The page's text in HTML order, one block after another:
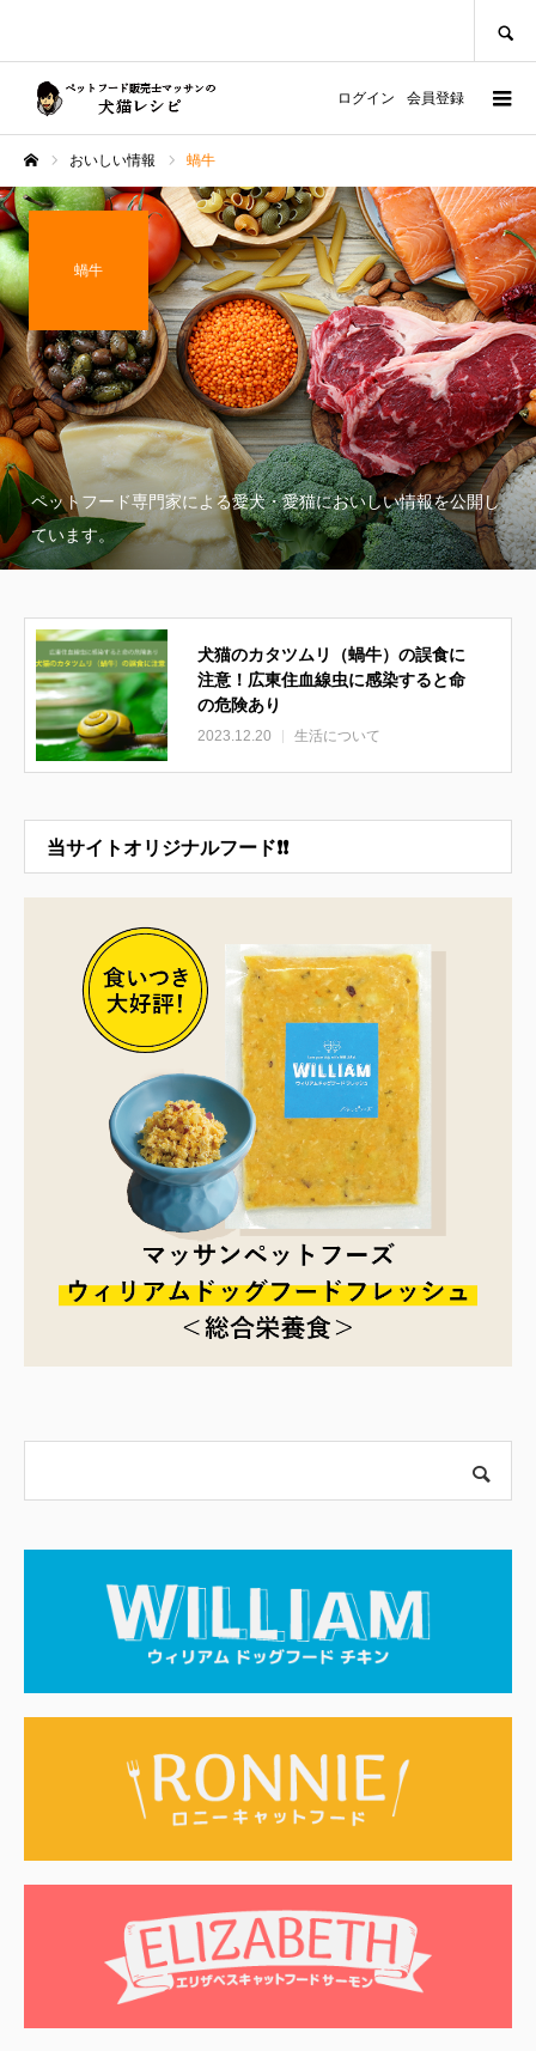
ログイン 会員登録
おいしい情報 蝸牛
蝸牛
ペットフード専門家による愛犬・愛猫においしい情報を公開し
ています。
犬猫のカタツムリ（蝸牛）の誤食に
注意！広東住血線虫に感染すると命
の危険あり
2023.12.20 生活について
当サイトオリジナルフード❗❗